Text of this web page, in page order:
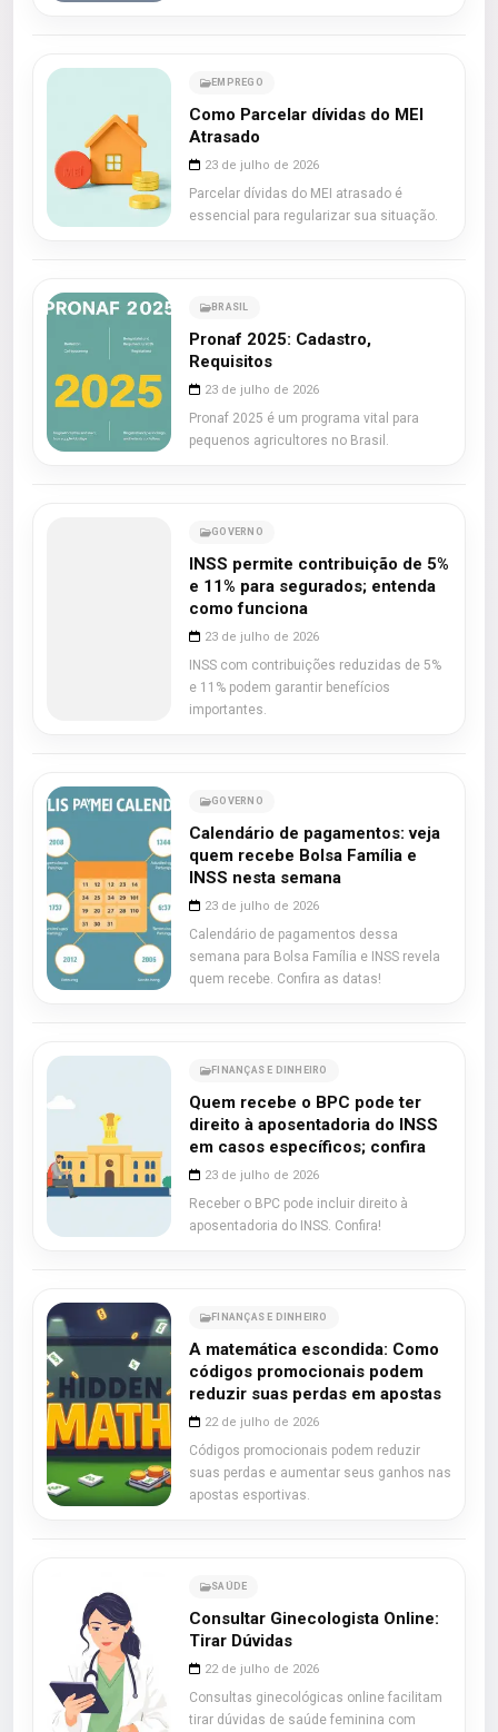
EMPREGO
Como Parcelar dívidas do MEI
Atrasado
23 de julho de 2026
Parcelar dívidas do MEI atrasado é
essencial para regularizar sua situação.
BRASIL
Pronaf 2025: Cadastro,
Requisitos
23 de julho de 2026
Pronaf 2025 é um programa vital para
pequenos agricultores no Brasil.
GOVERNO
INSS permite contribuição de 5%
e 11% para segurados; entenda
como funciona
23 de julho de 2026
INSS com contribuições reduzidas de 5%
e 11% podem garantir benefícios
importantes.
GOVERNO
Calendário de pagamentos: veja
quem recebe Bolsa Família e
INSS nesta semana
23 de julho de 2026
Calendário de pagamentos dessa
semana para Bolsa Família e INSS revela
quem recebe. Confira as datas!
FINANÇAS E DINHEIRO
Quem recebe o BPC pode ter
direito à aposentadoria do INSS
em casos específicos; confira
23 de julho de 2026
Receber o BPC pode incluir direito à
aposentadoria do INSS. Confira!
FINANÇAS E DINHEIRO
A matemática escondida: Como
códigos promocionais podem
reduzir suas perdas em apostas
22 de julho de 2026
Códigos promocionais podem reduzir
suas perdas e aumentar seus ganhos nas
apostas esportivas.
SAÚDE
Consultar Ginecologista Online:
Tirar Dúvidas
22 de julho de 2026
Consultas ginecológicas online facilitam
tirar dúvidas de saúde feminina com